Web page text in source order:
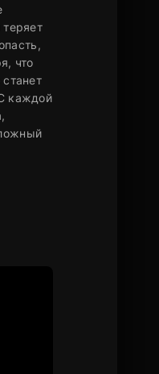
что
каждой